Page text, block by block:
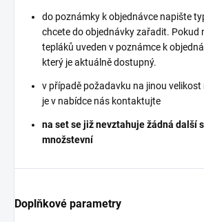
do poznámky k objednávce napište
chcete do objednávky zařadit. Pokud
tepláků uveden v poznámce k
který je aktuálně dostupný.
v případě požadavku na jinou
je v nabídce nás kontaktujte
na set se již nevztahuje žádná další
množstevní
Doplňkové parametry